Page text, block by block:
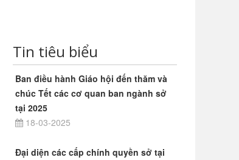
Tin tiêu biểu
Ban điều hành Giáo hội đến thăm và
chúc Tết các cơ quan ban ngành sở
tại 2025
18-03-2025
Đại diện các cấp chính quyền sở tại